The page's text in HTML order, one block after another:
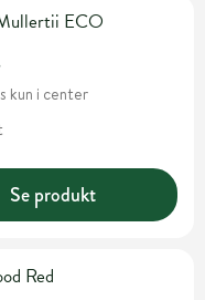
ECO
kun i center
Se produkt
Red